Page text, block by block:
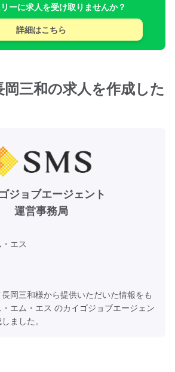
ーに求人を受け取りませんか？
詳細はこちら
三和の求人を作成した
ジョブエージェント
運営事務局
エス
岡三和様から提供いただいた情報をも
エム・エス のカイゴジョブエージェン
ました。